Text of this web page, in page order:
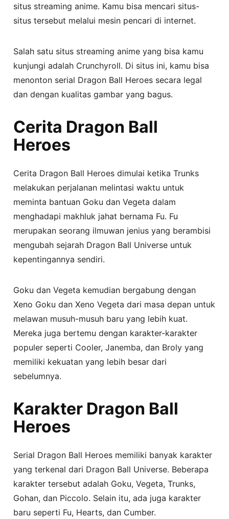
situs streaming anime. Kamu bisa mencari situs-
situs tersebut melalui mesin pencari di internet.
Salah satu situs streaming anime yang bisa kamu
kunjungi adalah Crunchyroll. Di situs ini, kamu bisa
menonton serial Dragon Ball Heroes secara legal
dan dengan kualitas gambar yang bagus.
Cerita Dragon Ball
Heroes
Cerita Dragon Ball Heroes dimulai ketika Trunks
melakukan perjalanan melintasi waktu untuk
meminta bantuan Goku dan Vegeta dalam
menghadapi makhluk jahat bernama Fu. Fu
merupakan seorang ilmuwan jenius yang berambisi
mengubah sejarah Dragon Ball Universe untuk
kepentingannya sendiri.
Goku dan Vegeta kemudian bergabung dengan
Xeno Goku dan Xeno Vegeta dari masa depan untuk
melawan musuh-musuh baru yang lebih kuat.
Mereka juga bertemu dengan karakter-karakter
populer seperti Cooler, Janemba, dan Broly yang
memiliki kekuatan yang lebih besar dari
sebelumnya.
Karakter Dragon Ball
Heroes
Serial Dragon Ball Heroes memiliki banyak karakter
yang terkenal dari Dragon Ball Universe. Beberapa
karakter tersebut adalah Goku, Vegeta, Trunks,
Gohan, dan Piccolo. Selain itu, ada juga karakter
baru seperti Fu, Hearts, dan Cumber.